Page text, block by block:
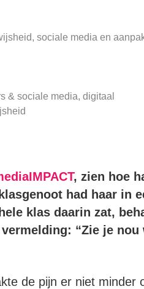
sociale media en
& sociale media, digitaal
, zien hoe
had haar in
klas daarin zat,
“Zie je nou
de pijn er niet minder